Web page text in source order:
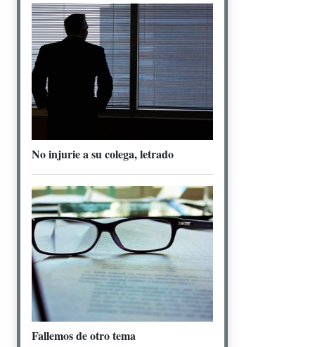
No injurie a su colega, letrado
Fallemos de otro tema